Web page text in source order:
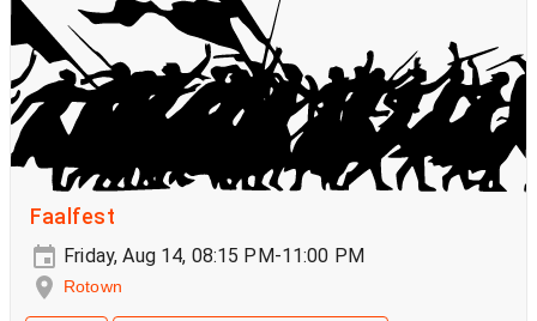
Faalfest
Friday, Aug 14, 08:15 PM-11:00 PM
Rotown